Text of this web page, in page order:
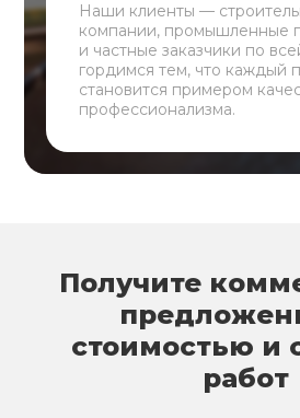
Наши клиенты —
компании, промышленные
и частные заказчики по
гордимся тем, что каждый
становится примером
профессионализма.
Получите
стоимостью и
работ